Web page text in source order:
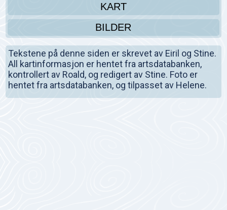
KART
BILDER
Tekstene på denne siden er skrevet av Eiril og Stine.
All kartinformasjon er hentet fra artsdatabanken,
kontrollert av Roald, og redigert av Stine. Foto er
hentet fra artsdatabanken, og tilpasset av Helene.